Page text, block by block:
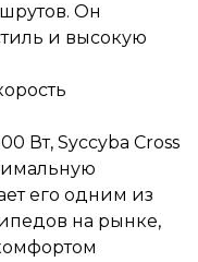
Он
и высокую
Вт, Syccyba Cross
его одним из
на рынке,